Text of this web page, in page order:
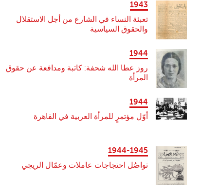
1943
تعبئة النساء في الشارع من أجل الاستقلال
والحقوق السياسية
1944
روز عطا الله شحفة: كاتبة ومدافعة عن حقوق
المرأة
1944
أوّل مؤتمرٍ للمرأة العربية في القاهرة
1944-1945
تواصُل احتجاجات عاملات وعمّال الريجي